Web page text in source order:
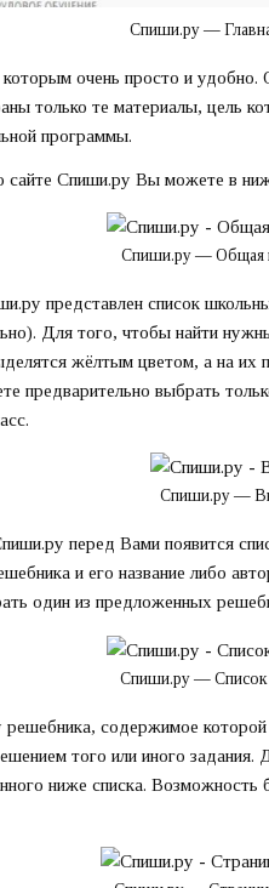
Спиши.ру —
очень просто и
только те материалы, цель
программы.
Спиши.ру Вы можете в
Спиши.ру — Общая
представлен список
Для того, чтобы найти
жёлтым цветом, а на их
предварительно выбрать
Спиши.ру —
перед Вами появится
и его название либо
один из предложенных
Спиши.ру — Список
решебника, содержимое
того или иного
ниже списка.